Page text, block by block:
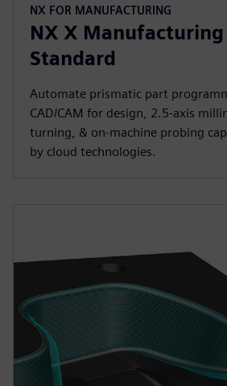
NX FOR MANUFACTURING
NX X Manufacturing
Standard
Automate prismatic part
CAD/CAM for design, 2.5-axis
turning, & on-machine probing
by cloud technologies.